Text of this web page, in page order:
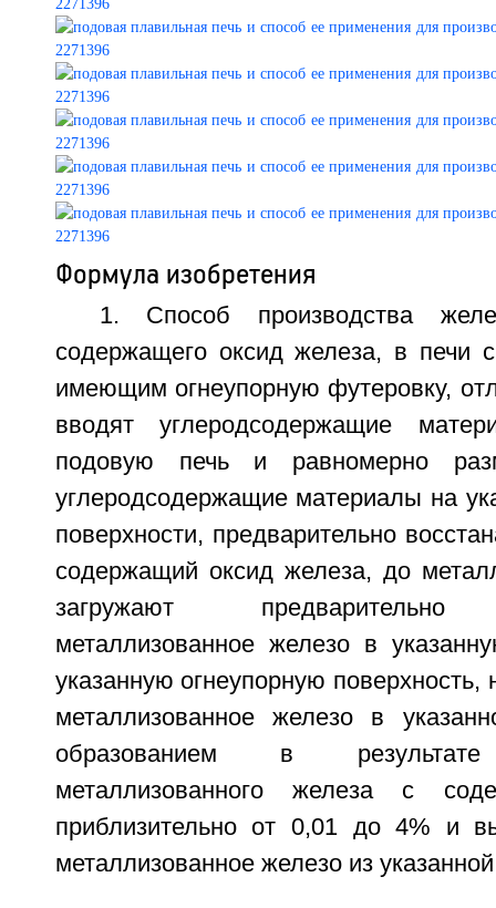
Формула изобретения
1. Способ производства
содержащего оксид железа, в печи
имеющим огнеупорную футеровку,
вводят углеродсодержащие
подовую печь и равномерно
углеродсодержащие материалы на
поверхности, предварительно
содержащий оксид железа, до
загружают предварительно
металлизованное железо в
указанную огнеупорную поверхность,
металлизованное железо в
образованием в результате
металлизованного железа с
приблизительно от 0,01 до 4% и
металлизованное железо из